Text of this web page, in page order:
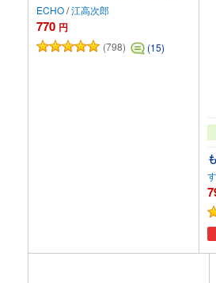
ECHO/江高次郎
770 円
(798) (15)